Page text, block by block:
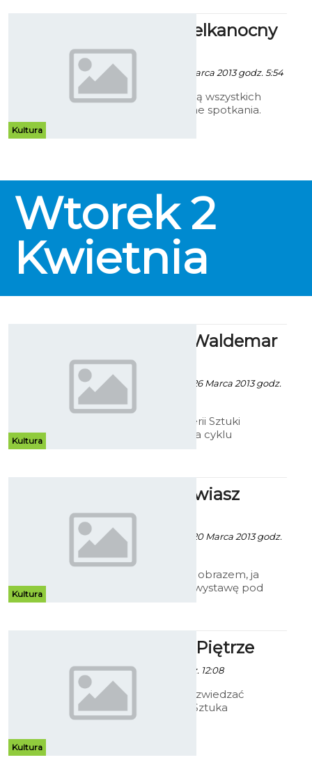
Kultura
DZBuk Wielkanocny
w BeWuA
Kuba Grabski - 26 Marca 2013 godz. 5:54
Niepisaną tradycją wszystkich
świąt są muzyczne spotkania.
BeWuA w świąteczną niedzielę.
Wtorek 2
Kwietnia
Kultura
ShortArt - Waldemar
Marszałek
Patrycja Koźlarek - 26 Marca 2013 godz.
W Bałtyckiej Galerii Sztuki
pierwsza wystawa cyklu
Kultura
Ty przemawiasz
obrazem...
Patrycja Kożlarek - 20 Marca 2013 godz.
„Ty przemawiasz obrazem, ja
maluję słowem” wystawę pod
Kultura
Galeria Na Piętrze
- 21 Marca 2013 godz. 12:08
W Galerii można zwiedzać
wystawę Polska Sztuka
Współczesna – malarstwo i